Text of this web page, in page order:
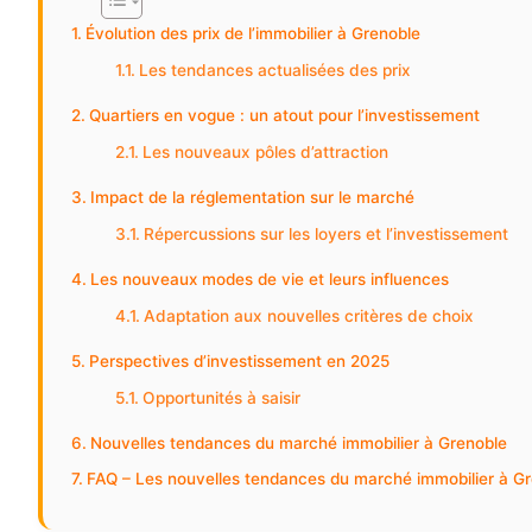
Évolution des prix de l’immobilier à Grenoble
Les tendances actualisées des prix
Quartiers en vogue : un atout pour l’investissement
Les nouveaux pôles d’attraction
Impact de la réglementation sur le marché
Répercussions sur les loyers et l’investissement
Les nouveaux modes de vie et leurs influences
Adaptation aux nouvelles critères de choix
Perspectives d’investissement en 2025
Opportunités à saisir
Nouvelles tendances du marché immobilier à Grenoble
FAQ – Les nouvelles tendances du marché immobilier à